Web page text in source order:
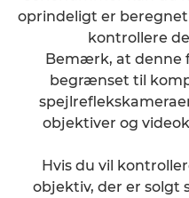
oprindeligt er
kontrollere
Bemærk, at denne
begrænset til
objektiver og
Hvis du vil
objektiv, der er solgt